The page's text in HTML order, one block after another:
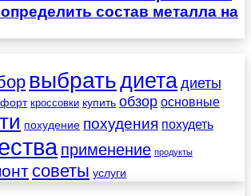
состав металла на
выбратьдиета диеты
кроссовки купить обзор основные
похудение похудения похудеть
применение продукты
советы услуги